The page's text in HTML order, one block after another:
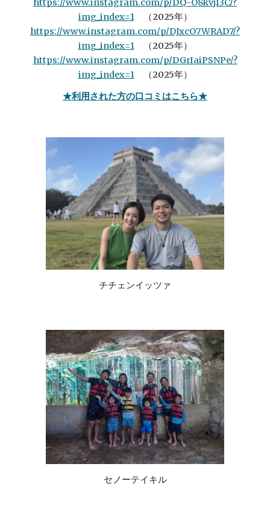
https://www.instagram.com/p/DQ-O8kvj13C/?
img_index=1（2025年）
https://www.instagram.com/p/DJxcO7WRAD7/?
img_index=1（2025年）
https://www.instagram.com/p/DGrIaiPSNPe/?
img_index=1（2025年）
★利用された方の口コミはこちら★
チチェンイッツァ
セノーテイキル